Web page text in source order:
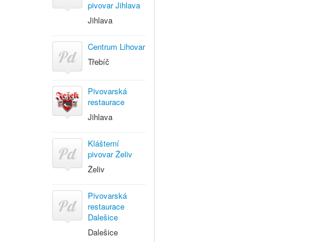
pivovar Jihlava
Jihlava
Centrum Lihovar
Třebíč
Pivovarská
restaurace
Jihlava
Klášterní
pivovar Želiv
Želiv
Pivovarská
restaurace
Dalešice
Dalešice